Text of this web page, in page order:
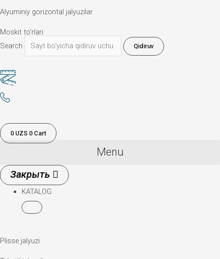
Alyuminiy gorizontal jalyuzilar
Moskit to‘rlari
Search
Qidiruv
0 UZS 0 Cart
Menu
KATALOG
Plisse jalyuzi